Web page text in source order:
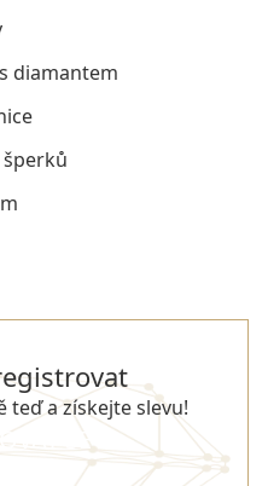
diamantem
teď a získejte slevu!
SE